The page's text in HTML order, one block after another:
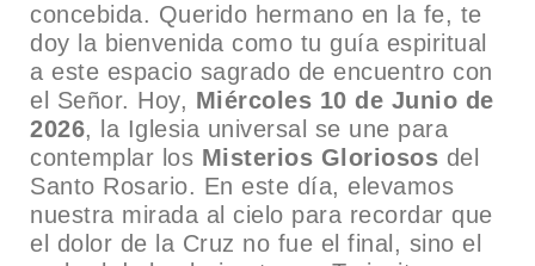
concebida. Querido hermano en la fe, te
doy la bienvenida como tu guía espiritual
a este espacio sagrado de encuentro con
el Señor. Hoy, Miércoles 10 de Junio de
2026, la Iglesia universal se une para
contemplar los Misterios Gloriosos del
Santo Rosario. En este día, elevamos
nuestra mirada al cielo para recordar que
el dolor de la Cruz no fue el final, sino el